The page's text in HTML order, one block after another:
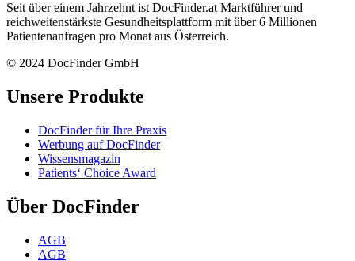
Seit über einem Jahrzehnt ist DocFinder.at Marktführer und
reichweitenstärkste Gesundheitsplattform mit über 6 Millionen
Patientenanfragen pro Monat aus Österreich.
© 2024 DocFinder GmbH
Unsere Produkte
DocFinder für Ihre Praxis
Werbung auf DocFinder
Wissensmagazin
Patients‘ Choice Award
Über DocFinder
AGB
AGB